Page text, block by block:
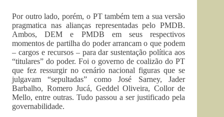
Por outro lado, porém, o PT também tem a sua versão
pragmatica nas alianças representadas pelo PMDB.
Ambos, DEM e PMDB em seus respectivos
momentos de partilha do poder arrancam o que podem
– cargos e recursos – para dar sustentação política aos
“titulares” do poder. Foi o governo de coalizão do PT
que fez ressurgir no cenário nacional figuras que se
julgavam “sepultadas” como José Sarney, Jader
Barbalho, Romero Jucá, Geddel Oliveira, Collor de
Mello, entre outras. Tudo passou a ser justificado pela
governabilidade.